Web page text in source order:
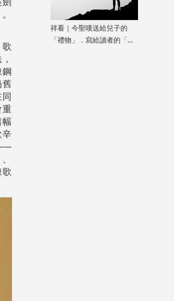
祥看｜今聖嘆送給兒子的
「禮物」．寫給讀者的「故